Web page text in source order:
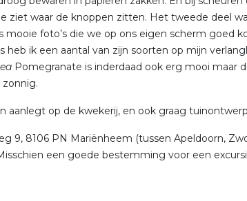
ziet waar de knoppen zitten. Het tweede deel
foto’s die we op ons eigen scherm goed
heb ik een aantal van zijn soorten op mijn
Pomegranate is inderdaad ook erg mooi maar
aanlegt op de kwekerij, en ook graag
9, 8106 PN Mariënheem (tussen Apeldoorn,
een goede bestemming voor een